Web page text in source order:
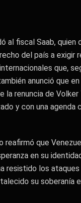
al fiscal Saab, quien
del país a exigir
que,
anunció que
la renuncia de Volker
y con una agenda
reafirmó que
en su
resistido los
su soberanía